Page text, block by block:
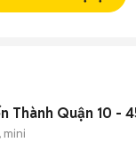
Thành Quận 10 -
mini